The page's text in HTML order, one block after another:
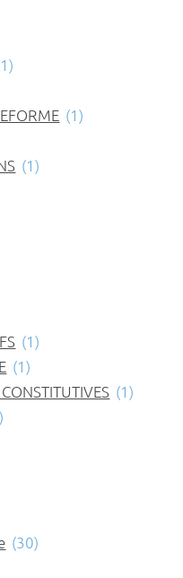
(1)
(1)
(1)
(1)
(1)
(30)